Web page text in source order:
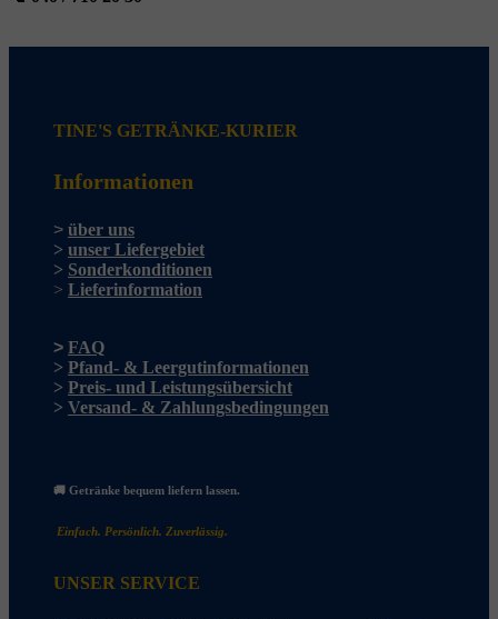
TINE'S GETRÄNKE-KURIER
Informationen
> über uns
> unser Liefergebiet
> Sonderkonditionen
> Lieferinformation
> FAQ
> Pfand- & Leergutinformationen
> Preis- und Leistungsübersicht
> Versand- & Zahlungsbedingungen
🚚 Getränke bequem liefern lassen.
Einfach. Persönlich. Zuverlässig.
UNSER SERVICE